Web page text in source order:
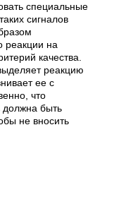
специальные
сигналов
реакции на
качества.
реакцию
ее с
что
должна быть
не вносить